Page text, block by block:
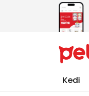
Kedi